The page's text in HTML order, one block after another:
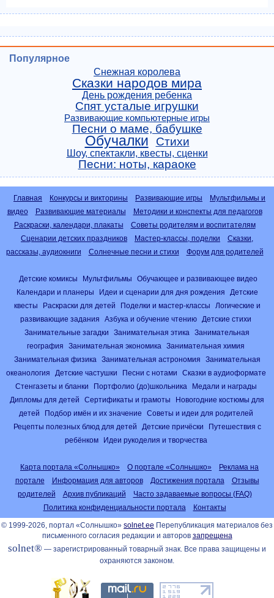
Популярное
Снежная королева
Сказки народов мира
День рождения ребенка
Спят усталые игрушки
Развивающие компьютерные игры
Песни о маме, бабушке
Обучалки Стихи
Шоу, спектакли, квесты, сценки
Песни: ноты, караоке
Главная Конкурсы и викторины Развивающие игры
Мультфильмы и
видео
Развивающие материалы
Методики и конспекты для педагогов
Раскраски, календари, плакаты
Советы родителям и воспитателям
Сценарии детских праздников
Мастер-классы, поделки
Сказки,
рассказы, аудиокниги
Солнечные песни и стихи Форум для родителей
Детские комиксы Мультфильмы
Обучающее и развивающее видео
Календари и планеры
Идеи и сценарии для дня рождения
Детские
квесты
Раскраски для детей Поделки и мастер-классы
Логические и
развивающие задания
Азбука и обучение чтению
Детские стихи
Занимательные загадки
Занимательная этика
Занимательная
география
Занимательная экономика
Занимательная химия
Занимательная физика
Занимательная астрономия
Занимательная
океанология
Детские частушки Песни с нотами
Сказки в аудиоформате
Стенгазеты и бланки
Портфолио (до)школьника
Медали и награды
Дипломы для детей
Сертификаты и грамоты
Новогодние костюмы для
детей
Подбор имён и их значение
Советы и идеи для родителей
Рецепты полезных блюд для детей
Детские причёски
Путешествия с
ребёнком
Идеи рукоделия и творчества
Карта портала «Солнышко» О портале «Солнышко»
Реклама на
портале
Информация для авторов Достижения портала
Отзывы
родителей
Архив публикаций
Часто задаваемые вопросы (FAQ)
Политика конфиденциальности портала
Контакты
© 1999-2026, портал «Солнышко» solnet.ee Перепубликация материалов без
письменного согласия редакции и авторов запрещена
solnet® — зарегистрированный товарный знак. Все права защищены и
охраняются законом.